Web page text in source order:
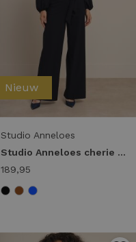
Nieuw
Studio Anneloes
Studio Anneloes cherie jumpsuit 94854 Jumpsuit 6900 dark blue
189,95